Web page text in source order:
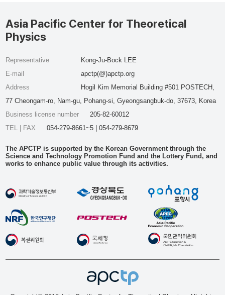
Asia Pacific Center for Theoretical
Physics
Representative
Kong-Ju-Bock LEE
E-mail
apctp(@)apctp.org
Address
Hogil Kim Memorial Building #501 POSTECH,
77 Cheongam-ro, Nam-gu, Pohang-si, Gyeongsangbuk-do, 37673, Korea
Business license number
205-82-60012
TEL | FAX
054-279-8661~5 | 054-279-8679
The APCTP is supported by the Korean Government through the
Science and Technology Promotion Fund and the Lottery Fund, and
works to enhance public value through its activities.